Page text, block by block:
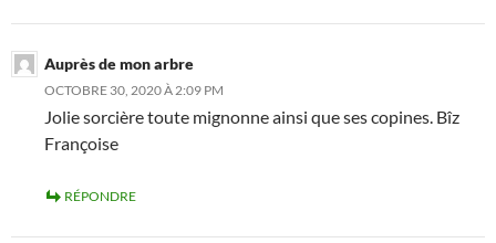
Auprès de mon arbre
OCTOBRE 30, 2020 À 2:09 PM
Jolie sorcière toute mignonne ainsi que ses copines. Bîz
Françoise
RÉPONDRE